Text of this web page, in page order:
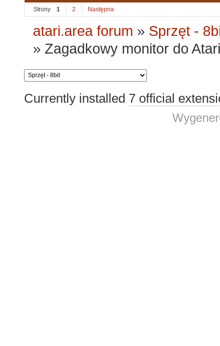
Strony 1 2 Następna
atari.area forum » Sprzęt -
» Zagadkowy monitor do
Currently installed 7 official